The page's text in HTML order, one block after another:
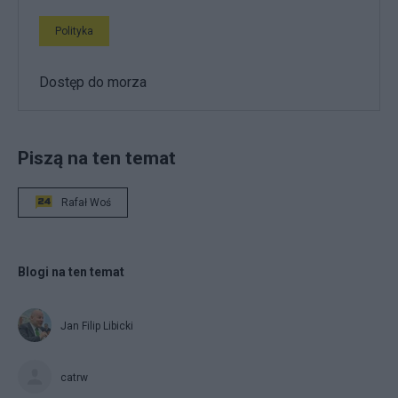
Polityka
Dostęp do morza
Piszą na ten temat
Rafał Woś
Blogi na ten temat
Jan Filip Libicki
catrw